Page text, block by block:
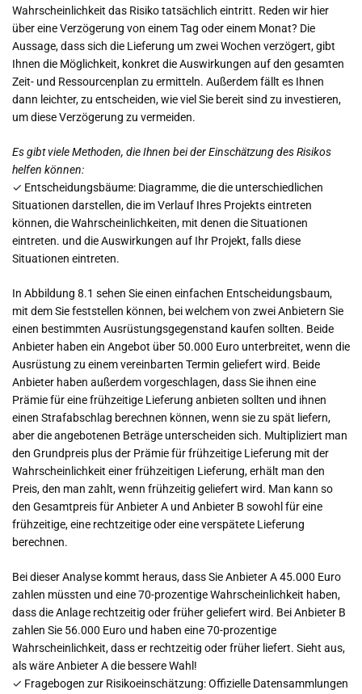
Wahrscheinlichkeit das Risiko tatsächlich eintritt. Reden wir hier
über eine Verzögerung von einem Tag oder einem Monat? Die
Aussage, dass sich die Lieferung um zwei Wochen verzögert, gibt
Ihnen die Möglichkeit, konkret die Auswirkungen auf den gesamten
Zeit- und Ressourcenplan zu ermitteln. Außerdem fällt es Ihnen
dann leichter, zu entscheiden, wie viel Sie bereit sind zu investieren,
um diese Verzögerung zu vermeiden.
Es gibt viele Methoden, die Ihnen bei der Einschätzung des Risikos
helfen können:
✓ Entscheidungsbäume: Diagramme, die die unterschiedlichen
Situationen darstellen, die im Verlauf Ihres Projekts eintreten
können, die Wahrscheinlichkeiten, mit denen die Situationen
eintreten. und die Auswirkungen auf Ihr Projekt, falls diese
Situationen eintreten.
In Abbildung 8.1 sehen Sie einen einfachen Entscheidungsbaum,
mit dem Sie feststellen können, bei welchem von zwei Anbietern Sie
einen bestimmten Ausrüstungsgegenstand kaufen sollten. Beide
Anbieter haben ein Angebot über 50.000 Euro unterbreitet, wenn die
Ausrüstung zu einem vereinbarten Termin geliefert wird. Beide
Anbieter haben außerdem vorgeschlagen, dass Sie ihnen eine
Prämie für eine frühzeitige Lieferung anbieten sollten und ihnen
einen Strafabschlag berechnen können, wenn sie zu spät liefern,
aber die angebotenen Beträge unterscheiden sich. Multipliziert man
den Grundpreis plus der Prämie für frühzeitige Lieferung mit der
Wahrscheinlichkeit einer frühzeitigen Lieferung, erhält man den
Preis, den man zahlt, wenn frühzeitig geliefert wird. Man kann so
den Gesamtpreis für Anbieter A und Anbieter B sowohl für eine
frühzeitige, eine rechtzeitige oder eine verspätete Lieferung
berechnen.
Bei dieser Analyse kommt heraus, dass Sie Anbieter A 45.000 Euro
zahlen müssten und eine 70-prozentige Wahrscheinlichkeit haben,
dass die Anlage rechtzeitig oder früher geliefert wird. Bei Anbieter B
zahlen Sie 56.000 Euro und haben eine 70-prozentige
Wahrscheinlichkeit, dass er rechtzeitig oder früher liefert. Sieht aus,
als wäre Anbieter A die bessere Wahl!
✓ Fragebogen zur Risikoeinschätzung: Offizielle Datensammlungen